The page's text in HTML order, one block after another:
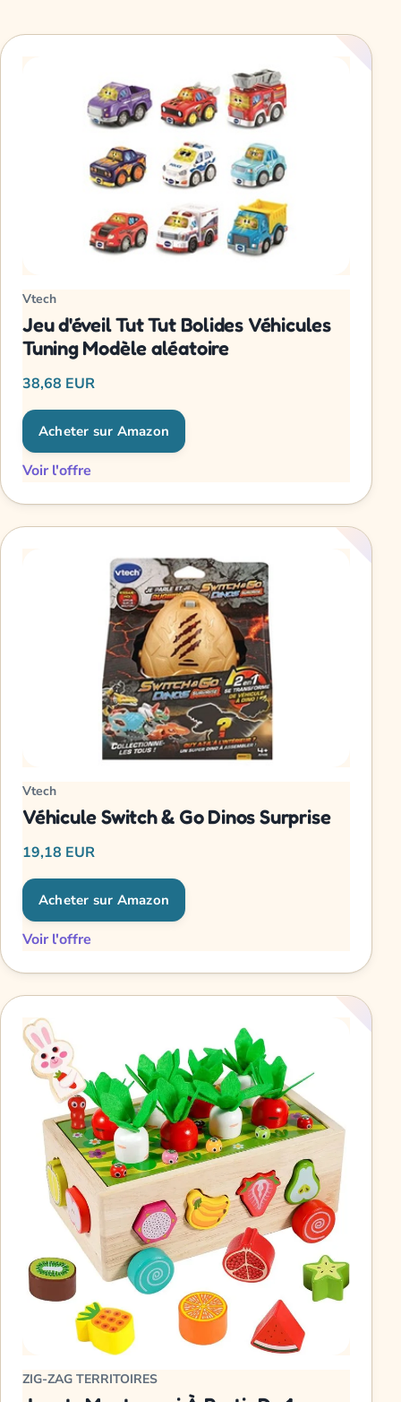
Vtech
Jeu d'éveil Tut Tut Bolides Véhicules
Tuning Modèle aléatoire
38,68 EUR
Acheter sur Amazon
Voir l'offre
Vtech
Véhicule Switch & Go Dinos Surprise
19,18 EUR
Acheter sur Amazon
Voir l'offre
ZIG-ZAG TERRITOIRES